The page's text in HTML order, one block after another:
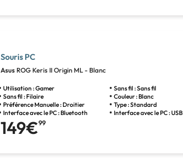
Souris PC
Asus ROG Keris II Origin ML - Blanc
Utilisation : Gamer
Sans fil : Sans fil
Sans fil : Filaire
Couleur : Blanc
Préférence Manuelle : Droitier
Type : Standard
Interface avec le PC : Bluetooth
Interface avec le PC : USB
149€99